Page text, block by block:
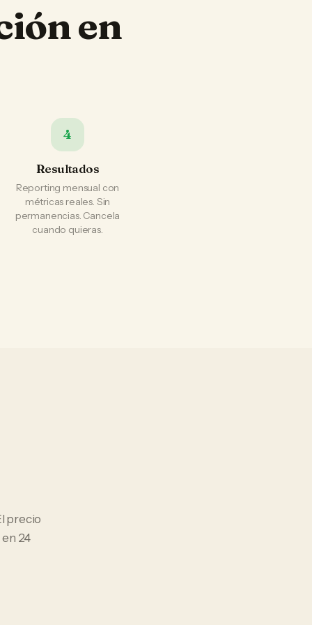
en
4
Resultados
Reporting mensual con
métricas reales. Sin
permanencias. Cancela
cuando quieras.
precio
24